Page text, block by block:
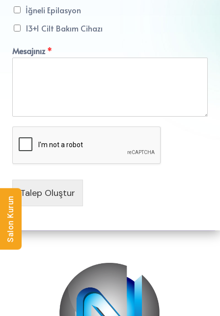
İğneli Epilasyon
13+1 Cilt Bakım Cihazı
Mesajınız*
Talep Oluştur
Salon Kurun